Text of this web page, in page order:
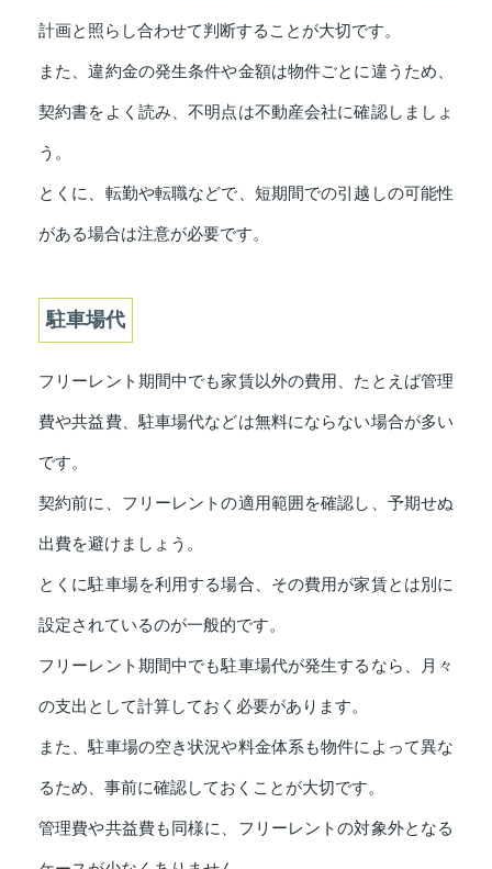
計画と照らし合わせて判断することが大切です。
また、違約金の発生条件や金額は物件ごとに違うため、
契約書をよく読み、不明点は不動産会社に確認しましょ
う。
とくに、転勤や転職などで、短期間での引越しの可能性
がある場合は注意が必要です。
駐車場代
フリーレント期間中でも家賃以外の費用、たとえば管理
費や共益費、駐車場代などは無料にならない場合が多い
です。
契約前に、フリーレントの適用範囲を確認し、予期せぬ
出費を避けましょう。
とくに駐車場を利用する場合、その費用が家賃とは別に
設定されているのが一般的です。
フリーレント期間中でも駐車場代が発生するなら、月々
の支出として計算しておく必要があります。
また、駐車場の空き状況や料金体系も物件によって異な
るため、事前に確認しておくことが大切です。
管理費や共益費も同様に、フリーレントの対象外となる